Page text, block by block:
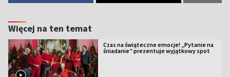
Więcej na ten temat
Czas na świąteczne emocje! „Pytanie na
śniadanie” prezentuje wyjątkowy spot